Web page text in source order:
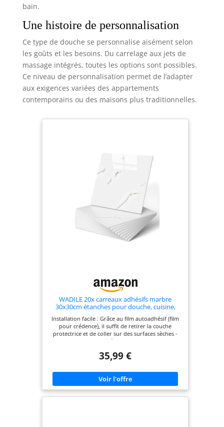
bain.
Une histoire de personnalisation
Ce type de douche se personnalise aisément selon
les goûts et les besoins. Du carrelage aux jets de
massage intégrés, toutes les options sont possibles.
Ce niveau de personnalisation permet de l’adapter
aux exigences variées des appartements
contemporains ou des maisons plus traditionnelles.
WADILE 20x carreaux adhésifs marbre
30x30cm étanches pour douche, cuisine,
salle de bain - Panneaux muraux PVC blanc
nuage
Installation facile : Grâce au film autoadhésif (film
pour crédence), il suffit de retirer la couche
protectrice et de coller sur des surfaces sèches -
aucun joint ou outil nécessaire. Transformation
panneaux muraux autoadhésifs robustes sont
salle de bain et la crédence de cuisine
autoadhésive. Esthétique durable pour une
décoration pérenne. Installation facile : Grâce au
film autoadhésif (film pour crédence), il suffit de
35,99 €